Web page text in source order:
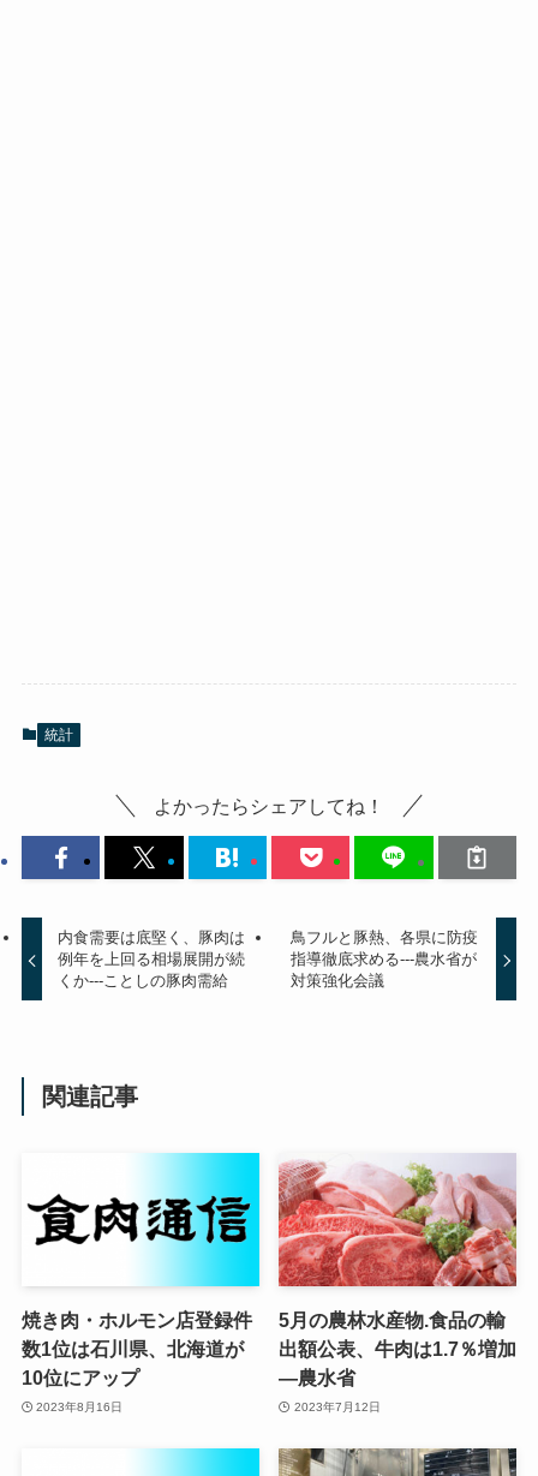
統計
よかったらシェアしてね！
内食需要は底堅く、豚肉は
例年を上回る相場展開が続
くか---ことしの豚肉需給
鳥フルと豚熱、各県に防疫
指導徹底求める---農水省が
対策強化会議
関連記事
焼き肉・ホルモン店登録件
数1位は石川県、北海道が
10位にアップ
2023年8月16日
5月の農林水産物.食品の輸
出額公表、牛肉は1.7％増加
—農水省
2023年7月12日